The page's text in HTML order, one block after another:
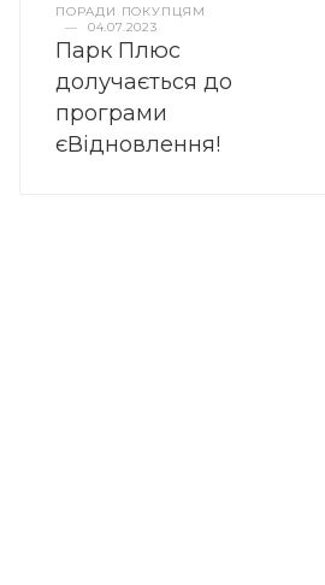
ПОРАДИ ПОКУПЦЯМ
—
04.07.2023
Парк Плюс
долучається до
програми
єВідновлення!